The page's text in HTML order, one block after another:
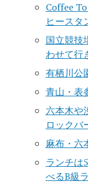
Coffee
ヒースタ
国立競技
わせて行
有栖川公
青山・表
六本木や
ロックバ
麻布・六
ランチは
べるB級